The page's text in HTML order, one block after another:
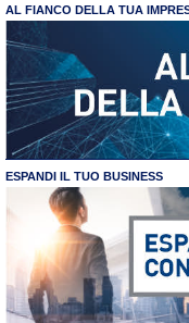
AL FIANCO DELLA TUA
ESPANDI IL TUO BUSINESS